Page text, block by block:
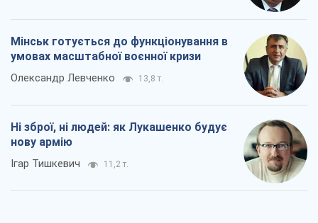
Мінськ готується до функціонування в
умовах масштабної воєнної кризи
Олександр Левченко 13,8 т.
Ні зброї, ні людей: як Лукашенко будує
нову армію
Ігар Тишкевич 11,2 т.